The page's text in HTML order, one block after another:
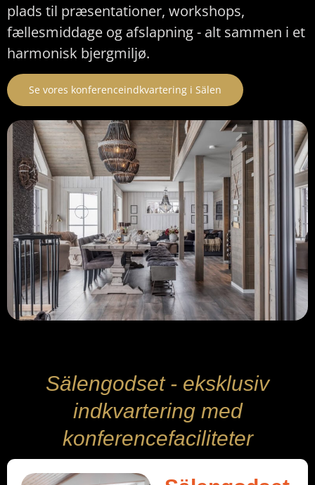
plads til præsentationer, workshops,
fællesmiddage og afslapning - alt sammen i et
harmonisk bjergmiljø.
Se vores konferenceindkvartering i Sälen
Sälengodset - eksklusiv
indkvartering med
konferencefaciliteter